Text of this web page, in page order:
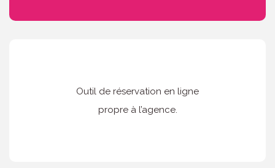
Outil de réservation en ligne
propre à l’agence.